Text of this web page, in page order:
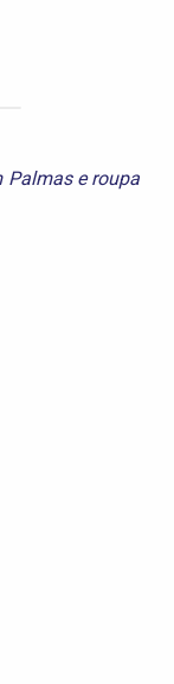
Palmaseroupa